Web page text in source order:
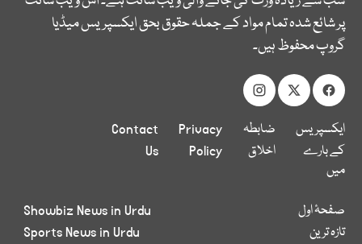
پر شائع شدہ تمام مواد کے جملہ حقوق بحق ایکسپریس میڈیا
گروپ محفوظ ہیں۔
ایکسپریس
کے بارے
میں
ضابطہ
اخلاق
Privacy
Policy
Contact
Us
صفحۂ اول
تازہ ترین
Showbiz News in Urdu
Sports News in Urdu